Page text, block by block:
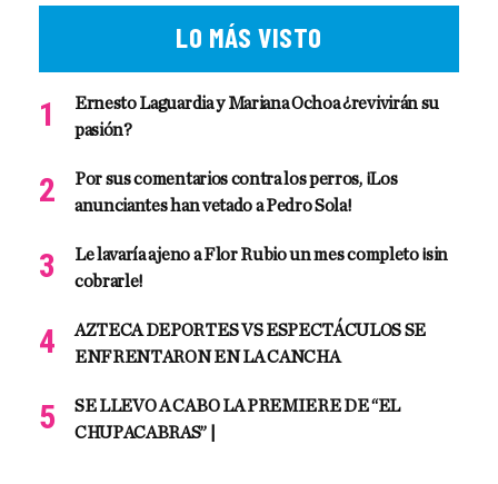
LO MÁS VISTO
Ernesto Laguardia y Mariana Ochoa ¿revivirán su
pasión?
Por sus comentarios contra los perros, ¡Los
anunciantes han vetado a Pedro Sola!
Le lavaría ajeno a Flor Rubio un mes completo ¡sin
cobrarle!
AZTECA DEPORTES VS ESPECTÁCULOS SE
ENFRENTARON EN LA CANCHA
SE LLEVO A CABO LA PREMIERE DE “EL
CHUPACABRAS” |